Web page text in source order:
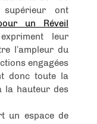
supérieur ont
un Réveil
leur
l’ampleur du
engagées
donc toute la
la hauteur des
un espace de